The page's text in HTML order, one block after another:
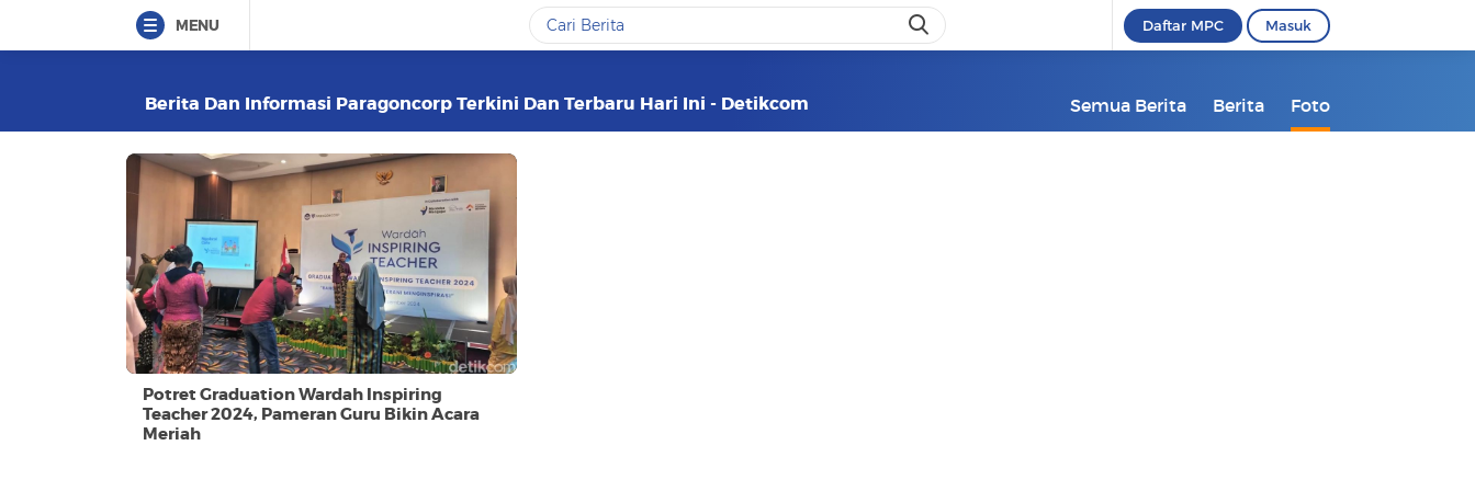
MENU Daftar MPC Masuk
Berita Dan Informasi Paragoncorp Terkini Dan Terbaru Hari Ini - Detikcom Semua Berita Berita Foto
Potret Graduation Wardah Inspiring
Teacher 2024, Pameran Guru Bikin Acara
Meriah